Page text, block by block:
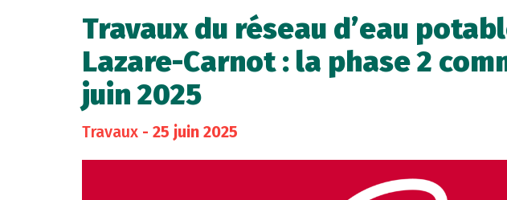
Travaux du réseau d’eau
Lazare-Carnot : la phase 2
juin 2025
Travaux - 25 juin 2025